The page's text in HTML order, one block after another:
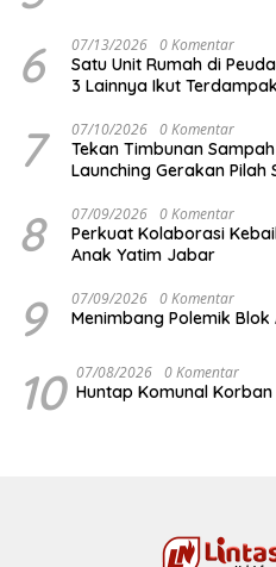
6 07/13/2026 0 Komentar
Satu Unit Rumah di
3 Lainnya Ikut Terdampak
7 07/10/2026 0 Komentar
Tekan Timbunan
Launching Gerakan
8 07/09/2026 0 Komentar
Perkuat Kolaborasi
Anak Yatim Jabar
9 07/09/2026 0 Komentar
Menimbang Polemik
10 07/08/2026 0 Komentar
Huntap Komunal